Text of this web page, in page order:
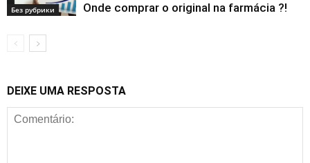
Без рубрики
Onde comprar o original na farmácia ?!
DEIXE UMA RESPOSTA